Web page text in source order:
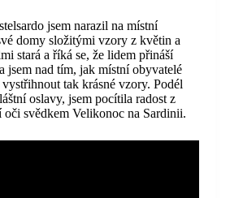
jsem narazil na místní
domy složitými vzory z květin a
stará a říká se, že lidem přináší
jsem nad tím, jak místní obyvatelé
tak krásné vzory. Podél
oslavy, jsem pocítila radost z
oči svědkem Velikonoc na Sardinii.